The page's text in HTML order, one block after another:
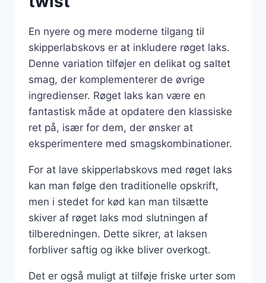
En nyere og mere moderne tilgang til
skipperlabskovs er at inkludere røget laks.
Denne variation tilføjer en delikat og saltet
smag, der komplementerer de øvrige
ingredienser. Røget laks kan være en
fantastisk måde at opdatere den klassiske
ret på, især for dem, der ønsker at
eksperimentere med smagskombinationer.
For at lave skipperlabskovs med røget laks
kan man følge den traditionelle opskrift,
men i stedet for kød kan man tilsætte
skiver af røget laks mod slutningen af
tilberedningen. Dette sikrer, at laksen
forbliver saftig og ikke bliver overkogt.
Det er også muligt at tilføje friske urter som